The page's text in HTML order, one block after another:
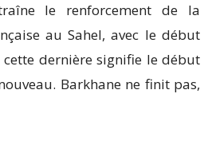
le renforcement de la
au Sahel, avec le début
dernière signifie le début
Barkhane ne finit pas,